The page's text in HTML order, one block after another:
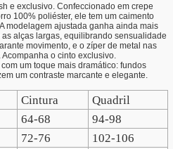
e exclusivo. Confeccionado em crepe
100% poliéster, ele tem um caimento
modelagem ajustada ganha ainda mais
alças largas, equilibrando sensualidade
movimento, e o zíper de metal nas
o cinto exclusivo.
um toque mais dramático: fundos
um contraste marcante e elegante.
Cintura
Quadril
64-68
94-98
72-76
102-106